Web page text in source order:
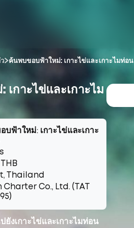
ค้นพบขอบฟ้าใหม่: เกาะไข่และเกาะไมท่อน
กาะไข่และเกาะไม
บฟ้าใหม่: เกาะไข่และเกาะ
Thailand
Charter Co., Ltd. (TAT
งเกาะไข่และเกาะไมท่อน